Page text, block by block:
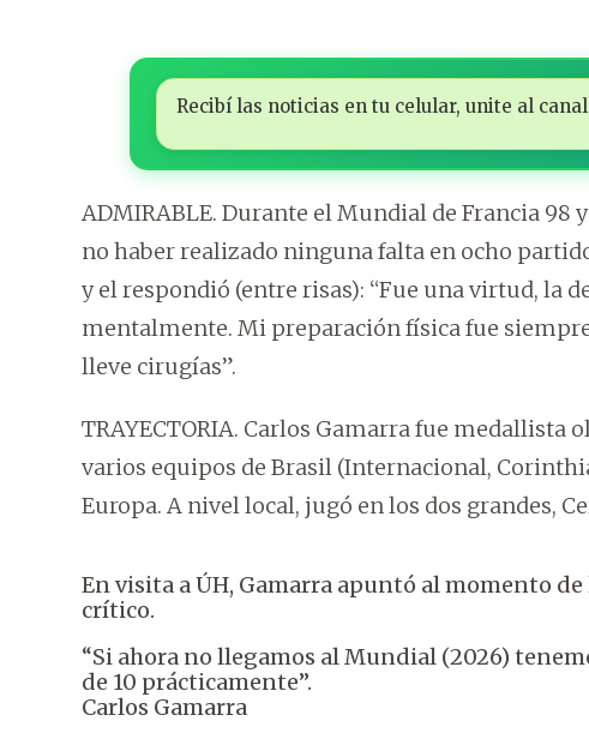
Recibí las noticias en tu celular, unite al
ADMIRABLE. Durante el Mundial de Francia 98
no haber realizado ninguna falta en ocho
y el respondió (entre risas): “Fue una virtud, la
mentalmente. Mi preparación física fue
lleve cirugías”.
TRAYECTORIA. Carlos Gamarra fue
varios equipos de Brasil (Internacional,
Europa. A nivel local, jugó en los dos grandes,
En visita a ÚH, Gamarra apuntó al momento
crítico.
“Si ahora no llegamos al Mundial (2026)
de 10 prácticamente”.
Carlos Gamarra